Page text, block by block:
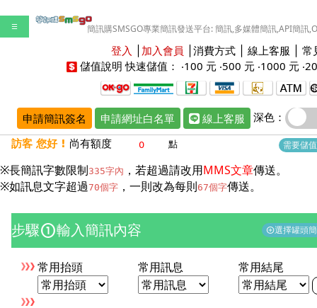
☰ 簡訊購SMSGO專業簡訊發送平台: 簡訊,多媒體簡訊,API簡訊
登入 加入會員 消費方式 線上客服
常
儲值說明 快速儲值： ‧100 元 ‧500 元 ‧1000 元 ‧
申請簡訊簽名 申請網址白名單 線上客服 深色：
訪客 您好 ! 尚有額度 點 需要儲
※長簡訊字數限制335字內 ，若超過請改用MMS文章傳送。
※如訊息文字超過 70個字 ，一則改為每則67個字傳送。
步驟counter_1輸入簡訊內容 add_circle選擇罐頭
常用抬頭 常用訊息 常用結尾